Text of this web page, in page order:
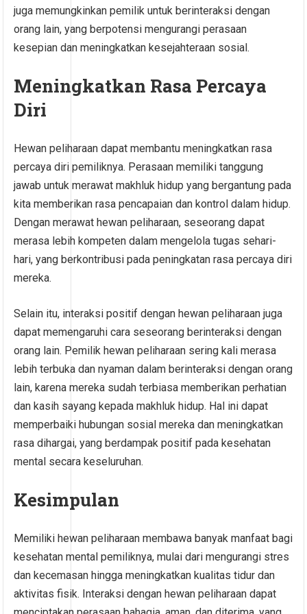
juga memungkinkan pemilik untuk berinteraksi dengan
orang lain, yang berpotensi mengurangi perasaan
kesepian dan meningkatkan kesejahteraan sosial.
Meningkatkan Rasa Percaya
Diri
Hewan peliharaan dapat membantu meningkatkan rasa
percaya diri pemiliknya. Perasaan memiliki tanggung
jawab untuk merawat makhluk hidup yang bergantung pada
kita memberikan rasa pencapaian dan kontrol dalam hidup.
Dengan merawat hewan peliharaan, seseorang dapat
merasa lebih kompeten dalam mengelola tugas sehari-
hari, yang berkontribusi pada peningkatan rasa percaya diri
mereka.
Selain itu, interaksi positif dengan hewan peliharaan juga
dapat memengaruhi cara seseorang berinteraksi dengan
orang lain. Pemilik hewan peliharaan sering kali merasa
lebih terbuka dan nyaman dalam berinteraksi dengan orang
lain, karena mereka sudah terbiasa memberikan perhatian
dan kasih sayang kepada makhluk hidup. Hal ini dapat
memperbaiki hubungan sosial mereka dan meningkatkan
rasa dihargai, yang berdampak positif pada kesehatan
mental secara keseluruhan.
Kesimpulan
Memiliki hewan peliharaan membawa banyak manfaat bagi
kesehatan mental pemiliknya, mulai dari mengurangi stres
dan kecemasan hingga meningkatkan kualitas tidur dan
aktivitas fisik. Interaksi dengan hewan peliharaan dapat